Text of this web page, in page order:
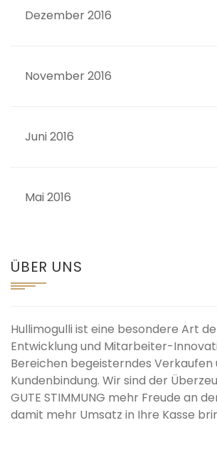
Dezember 2016
November 2016
Juni 2016
Mai 2016
ÜBER UNS
Hullimogulli ist eine besondere Art
Entwicklung und Mitarbeiter-
Bereichen begeisterndes
Kundenbindung. Wir sind der
GUTE STIMMUNG mehr Freude an
damit mehr Umsatz in Ihre Kasse